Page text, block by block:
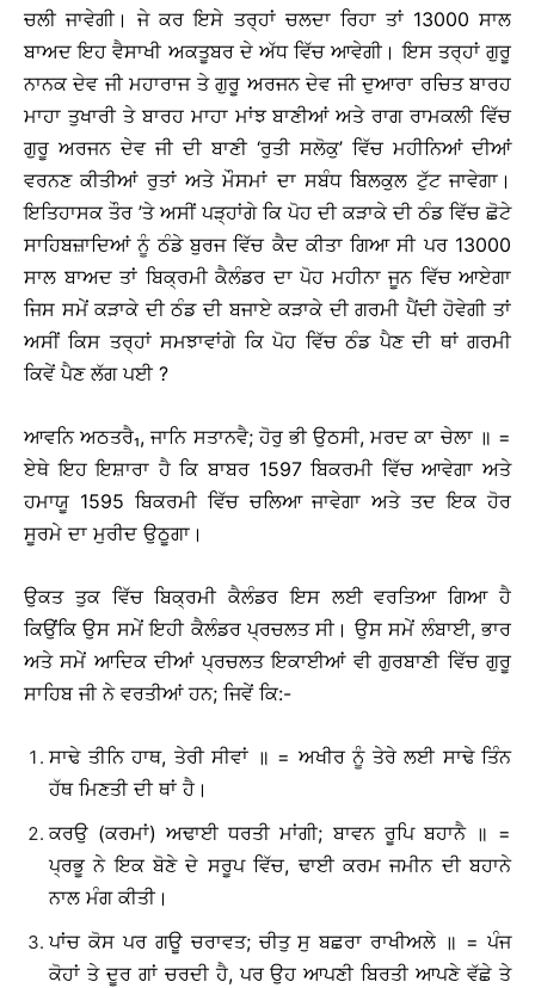
ਚਲੀ ਜਾਵੇਗੀ। ਜੇ ਕਰ ਇਸੇ ਤਰ੍ਹਾਂ ਚਲਦਾ ਰਿਹਾ ਤਾਂ 13000 ਸਾਲ
ਬਾਅਦ ਇਹ ਵੈਸਾਖੀ ਅਕਤੂਬਰ ਦੇ ਅੱਧ ਵਿੱਚ ਆਵੇਗੀ। ਇਸ ਤਰ੍ਹਾਂ ਗੁਰੂ
ਨਾਨਕ ਦੇਵ ਜੀ ਮਹਾਰਾਜ ਤੇ ਗੁਰੂ ਅਰਜਨ ਦੇਵ ਜੀ ਦੁਆਰਾ ਰਚਿਤ ਬਾਰਹ
ਮਾਹਾ ਤੁਖਾਰੀ ਤੇ ਬਾਰਹ ਮਾਹਾ ਮਾਂਝ ਬਾਣੀਆਂ ਅਤੇ ਰਾਗ ਰਾਮਕਲੀ ਵਿੱਚ
ਗੁਰੂ ਅਰਜਨ ਦੇਵ ਜੀ ਦੀ ਬਾਣੀ ‘ਰੁਤੀ ਸਲੋਕੁ’ ਵਿੱਚ ਮਹੀਨਿਆਂ ਦੀਆਂ
ਵਰਨਣ ਕੀਤੀਆਂ ਰੁਤਾਂ ਅਤੇ ਮੌਸਮਾਂ ਦਾ ਸਬੰਧ ਬਿਲਕੁਲ ਟੁੱਟ ਜਾਵੇਗਾ।
ਇਤਿਹਾਸਕ ਤੌਰ ’ਤੇ ਅਸੀਂ ਪੜ੍ਹਾਂਗੇ ਕਿ ਪੋਹ ਦੀ ਕੜਾਕੇ ਦੀ ਠੰਡ ਵਿੱਚ ਛੋਟੇ
ਸਾਹਿਬਜ਼ਾਦਿਆਂ ਨੂੰ ਠੰਡੇ ਬੁਰਜ ਵਿੱਚ ਕੈਦ ਕੀਤਾ ਗਿਆ ਸੀ ਪਰ 13000
ਸਾਲ ਬਾਅਦ ਤਾਂ ਬਿਕ੍ਰਮੀ ਕੈਲੰਡਰ ਦਾ ਪੋਹ ਮਹੀਨਾ ਜੂਨ ਵਿੱਚ ਆਏਗਾ
ਜਿਸ ਸਮੇਂ ਕੜਾਕੇ ਦੀ ਠੰਡ ਦੀ ਬਜਾਏ ਕੜਾਕੇ ਦੀ ਗਰਮੀ ਪੈਂਦੀ ਹੋਵੇਗੀ ਤਾਂ
ਅਸੀਂ ਕਿਸ ਤਰ੍ਹਾਂ ਸਮਝਾਵਾਂਗੇ ਕਿ ਪੋਹ ਵਿੱਚ ਠੰਡ ਪੈਣ ਦੀ ਥਾਂ ਗਰਮੀ
ਕਿਵੇਂ ਪੈਣ ਲੱਗ ਪਈ ?
ਆਵਨਿ ਅਠਤਰੈ₁, ਜਾਨਿ ਸਤਾਨਵੈ; ਹੋਰੁ ਭੀ ਉਠਸੀ, ਮਰਦ ਕਾ ਚੇਲਾ ॥ =
ਏਥੇ ਇਹ ਇਸ਼ਾਰਾ ਹੈ ਕਿ ਬਾਬਰ 1597 ਬਿਕਰਮੀ ਵਿੱਚ ਆਵੇਗਾ ਅਤੇ
ਹਮਾਯੂ 1595 ਬਿਕਰਮੀ ਵਿੱਚ ਚਲਿਆ ਜਾਵੇਗਾ ਅਤੇ ਤਦ ਇਕ ਹੋਰ
ਸੂਰਮੇ ਦਾ ਮੁਰੀਦ ਉਠੂਗਾ।
ਉਕਤ ਤੁਕ ਵਿੱਚ ਬਿਕ੍ਰਮੀ ਕੈਲੰਡਰ ਇਸ ਲਈ ਵਰਤਿਆ ਗਿਆ ਹੈ
ਕਿਉਂਕਿ ਉਸ ਸਮੇਂ ਇਹੀ ਕੈਲੰਡਰ ਪ੍ਰਚਲਤ ਸੀ। ਉਸ ਸਮੇਂ ਲੰਬਾਈ, ਭਾਰ
ਅਤੇ ਸਮੇਂ ਆਦਿਕ ਦੀਆਂ ਪ੍ਰਚਲਤ ਇਕਾਈਆਂ ਵੀ ਗੁਰਬਾਣੀ ਵਿੱਚ ਗੁਰੂ
ਸਾਹਿਬ ਜੀ ਨੇ ਵਰਤੀਆਂ ਹਨ; ਜਿਵੇਂ ਕਿ:-
ਸਾਢੇ ਤੀਨਿ ਹਾਥ, ਤੇਰੀ ਸੀਵਾਂ ॥ = ਅਖੀਰ ਨੂੰ ਤੇਰੇ ਲਈ ਸਾਢੇ ਤਿੰਨ
ਹੱਥ ਮਿਣਤੀ ਦੀ ਥਾਂ ਹੈ।
ਕਰਉ (ਕਰਮਾਂ) ਅਢਾਈ ਧਰਤੀ ਮਾਂਗੀ; ਬਾਵਨ ਰੂਪਿ ਬਹਾਨੈ ॥ =
ਪ੍ਰਭੂ ਨੇ ਇਕ ਬੋਣੇ ਦੇ ਸਰੂਪ ਵਿੱਚ, ਢਾਈ ਕਰਮ ਜਮੀਨ ਦੀ ਬਹਾਨੇ
ਨਾਲ ਮੰਗ ਕੀਤੀ।
ਪਾਂਚ ਕੋਸ ਪਰ ਗਊ ਚਰਾਵਤ; ਚੀਤੁ ਸੁ ਬਛਰਾ ਰਾਖੀਅਲੇ ॥ = ਪੰਜ
ਕੋਹਾਂ ਤੇ ਦੂਰ ਗਾਂ ਚਰਦੀ ਹੈ, ਪਰ ਉਹ ਆਪਣੀ ਬਿਰਤੀ ਆਪਣੇ ਵੱਛੇ ਤੇ